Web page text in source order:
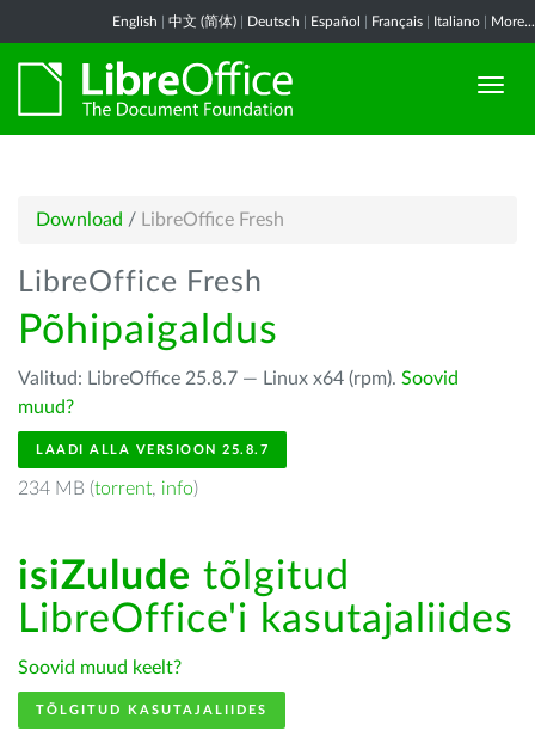
English 中文 (简体) Deutsch Español Français Italiano More...
Download / LibreOffice Fresh
LibreOffice Fresh
Põhipaigaldus
Valitud: LibreOffice 25.8.7 — Linux x64 (rpm). Soovid
muud?
LAADI ALLA VERSIOON 25.8.7
234 MB (torrent, info)
isiZulude tõlgitud
LibreOffice'i kasutajaliides
Soovid muud keelt?
TÕLGITUD KASUTAJALIIDES